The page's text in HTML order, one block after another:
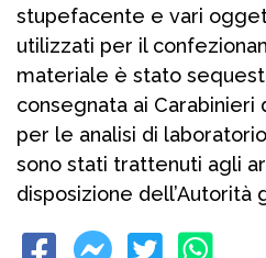
stupefacente e vari
utilizzati per il
materiale è stato
consegnata ai Carabinieri
per le analisi di
sono stati trattenuti agli
disposizione dell’Autorità